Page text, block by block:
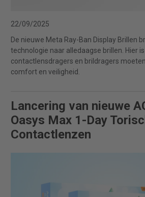
22/09/2025
De nieuwe Meta Ray-Ban Display Brillen
technologie naar alledaagse brillen. Hier
contactlensdragers en brildragers
comfort en veiligheid.
Lancering van nieuwe
Oasys Max 1-Day
Contactlenzen